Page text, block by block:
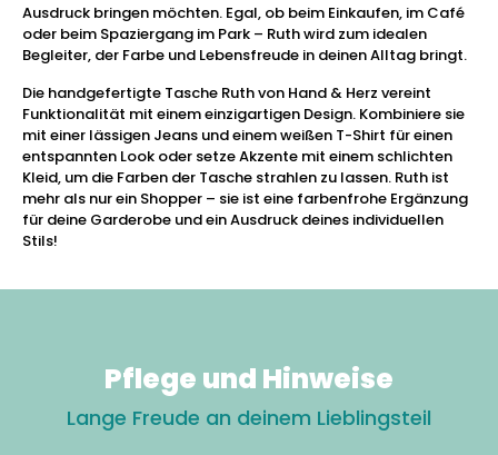
Ausdruck bringen möchten. Egal, ob beim Einkaufen, im Café
oder beim Spaziergang im Park – Ruth wird zum idealen
Begleiter, der Farbe und Lebensfreude in deinen Alltag bringt.
Die handgefertigte Tasche Ruth von Hand & Herz vereint
Funktionalität mit einem einzigartigen Design. Kombiniere sie
mit einer lässigen Jeans und einem weißen T-Shirt für einen
entspannten Look oder setze Akzente mit einem schlichten
Kleid, um die Farben der Tasche strahlen zu lassen. Ruth ist
mehr als nur ein Shopper – sie ist eine farbenfrohe Ergänzung
für deine Garderobe und ein Ausdruck deines individuellen
Stils!
Pflege und Hinweise
Lange Freude an deinem Lieblingsteil